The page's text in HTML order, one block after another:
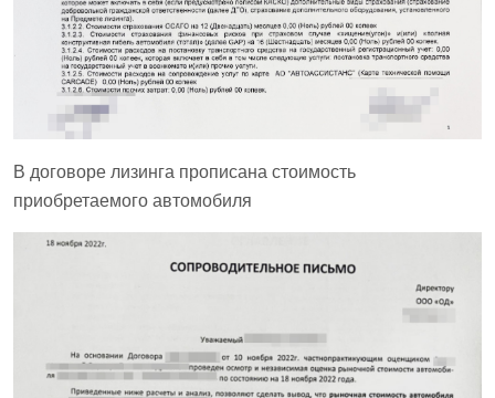
В договоре лизинга прописана стоимость
приобретаемого автомобиля